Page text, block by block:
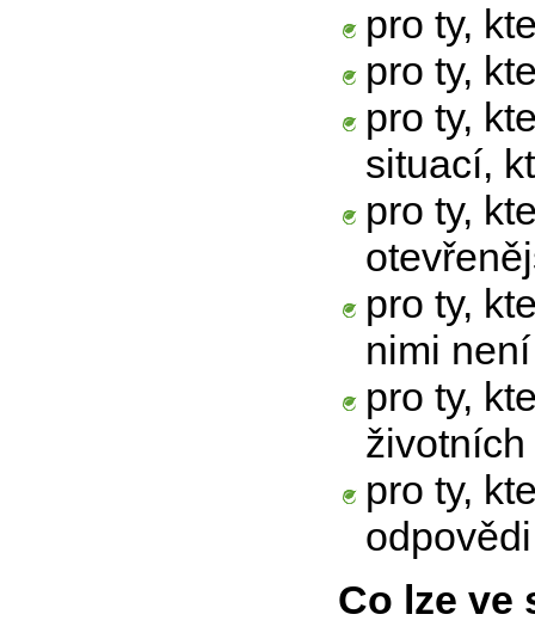
pro ty,
pro ty,
pro ty,
situací,
pro ty,
pro ty,
nimi
pro ty,
pro ty,
Co lze ve